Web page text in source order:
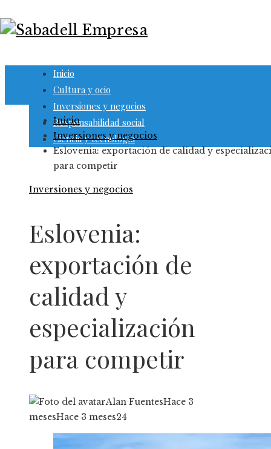
Inicio
Cultura y ocio
Inversiones y negocios
Responsabilidad social
Ciencia y tecnología
Inicio
Inversiones y negocios
Eslovenia: exportación de calidad y
para competir
Inversiones y negocios
Eslovenia:
exportación de
calidad y
especialización
para competir
Alan FuentesHace 3
mesesHace 3 meses24